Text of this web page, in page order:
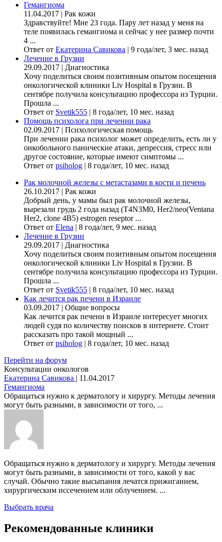
Гемангиома
11.04.2017
Рак кожи
Здравствуйте! Мне 23 года. Пару лет назад у меня на
теле появилась гемангиома и сейчас у нее размер почти
4 ...
Ответ от Екатерина Савикова
9 года/лет, 3 мес. назад
Лечение в Грузии
29.09.2017
Диагностика
Хочу поделиться своим позитивным опытом посещения
онкологической клиники Liv Hospital в Грузии. В
сентябре получила консультацию профессора из Турции.
Прошла ...
Ответ от Svetik555
8 года/лет, 10 мес. назад
Помощь психолога при лечении рака
02.09.2017
Психологическая помощь
При лечении рака психолог может определить, есть ли у
онкобольного панические атаки, депрессия, стресс или
другое состояние, которые имеют симптомы ...
Ответ от psiholog
8 года/лет, 10 мес. назад
Рак молочной железы с метастазами в кости и печень
26.10.2017
Рак кожи
Добрый день, у мамы был рак молочной железы,
вырезали грудь 2 года назад (Т4N3M0, Her2/neo(Ventana
Her2, clone 4B5) estrogen reseptor ...
Ответ от Elena
8 года/лет, 9 мес. назад
Лечение в Грузии
29.09.2017
Диагностика
Хочу поделиться своим позитивным опытом посещения
онкологической клиники Liv Hospital в Грузии. В
сентябре получила консультацию профессора из Турции.
Прошла ...
Ответ от Svetik555
8 года/лет, 10 мес. назад
Как лечится рак печени в Израиле
03.09.2017
Общие вопросы
Как лечится рак печени в Израиле интересует многих
людей судя по количеству поисков в интернете. Стоит
рассказать про такой мощный ...
Ответ от psiholog
8 года/лет, 10 мес. назад
Перейти на форум
Консультации онкологов
Екатерина Савикова
11.04.2017
Гемангиома
Обращаться нужно к дерматологу и хирургу. Методы лечения
могут быть разными, в зависимости от того, ...
Обращаться нужно к дерматологу и хирургу. Методы лечения
могут быть разными, в зависимости от того, какой у вас
случай. Обычно такие высыпания лечатся прижиганием,
хирургическим иссечением или облучением. ...
Выбрать врача
Рекомендованные клиники